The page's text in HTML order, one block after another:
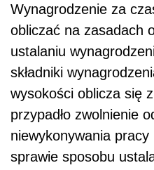
Wynagrodzenie za
obliczać na zasadach
ustalaniu
składniki
wysokości oblicza się
przypadło zwolnienie
niewykonywania
sprawie sposobu